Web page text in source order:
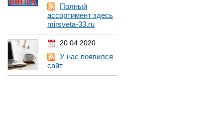
Полный
ассортимент здесь
mirsveta-33.ru
20.04.2020
У нас появился
сайт